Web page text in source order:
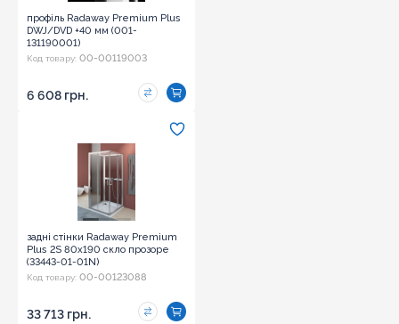
профіль Radaway Premium Plus
DWJ/DVD +40 мм (001-
131190001)
Код товару: 00-00119003
6 608 грн.
задні стінки Radaway Premium
Plus 2S 80х190 скло прозоре
(33443-01-01N)
Код товару: 00-00123088
33 713 грн.